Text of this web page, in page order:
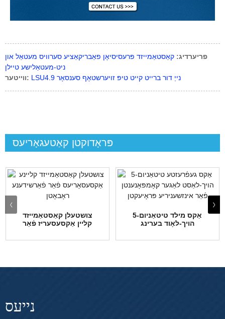
פריערדיג: קאַסטאַמייזד פּרעסיסיאָן פאַבריקאַציע סערוויס מעטאַל און
ניט-מעטאַלישע טיילן
ווייטער:
LSU4.9 נייַ דור ברייט קייט טיפּ זויערשטאָף סענסאָר
פּראָדוקטן קאַטעגאָריעס
צושטעלן קאַסטאַמייזד
קליין אַקסעסעריז פֿאַר
5-אַקס מילד טיטאַניום
הויך-לאָוד בערינג
נייעס